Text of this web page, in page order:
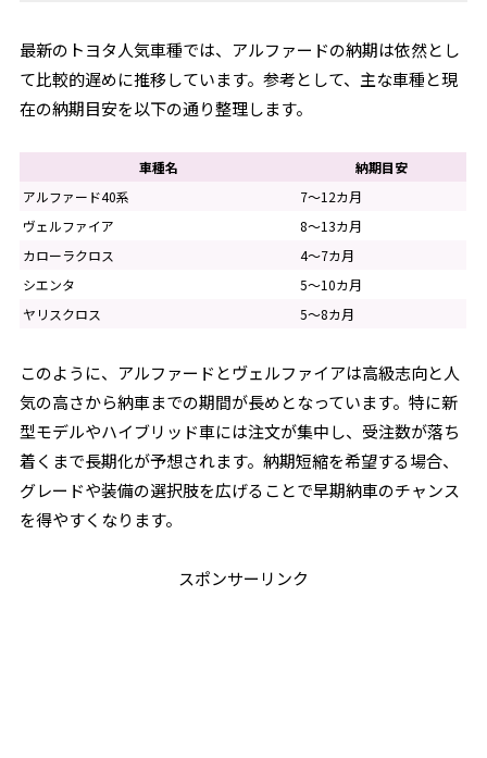
最新のトヨタ人気車種では、アルファードの納期は依然とし
て比較的遅めに推移しています。参考として、主な車種と現
在の納期目安を以下の通り整理します。
車種名
納期目安
アルファード40系
7〜12カ月
ヴェルファイア
8〜13カ月
カローラクロス
4〜7カ月
シエンタ
5〜10カ月
ヤリスクロス
5〜8カ月
このように、アルファードとヴェルファイアは高級志向と人
気の高さから納車までの期間が長めとなっています。特に新
型モデルやハイブリッド車には注文が集中し、受注数が落ち
着くまで長期化が予想されます。納期短縮を希望する場合、
グレードや装備の選択肢を広げることで早期納車のチャンス
を得やすくなります。
スポンサーリンク